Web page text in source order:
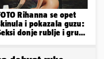
Rihanna se opet
i pokazala guzu:
donje rublje i grudi